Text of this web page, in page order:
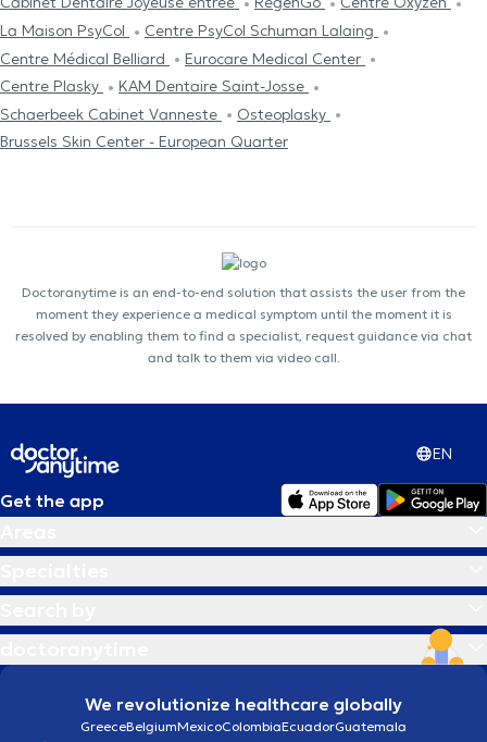
La Maison PsyCol
Centre PsyCol Schuman Lalaing
Centre Médical Belliard
Eurocare Medical Center
Centre Plasky
KAM Dentaire Saint-Josse
Schaerbeek Cabinet Vanneste
Osteoplasky
Brussels Skin Center - European Quarter
Doctoranytime is an end-to-end solution that assists the user from the
moment they experience a medical symptom until the moment it is
resolved by enabling them to find a specialist, request guidance via chat
and talk to them via video call.
EN
Get the app
We revolutionize healthcare globally
GreeceBelgiumMexicoColombiaEcuadorGuatemala